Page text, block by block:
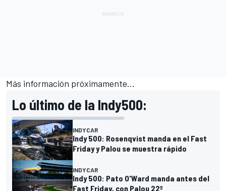
Más información próximamente…
Lo último de la Indy500:
INDYCAR
Indy 500: Rosenqvist manda en el Fast
Friday y Palou se muestra rápido
INDYCAR
Indy 500: Pato O'Ward manda antes del
Fast Friday, con Palou 22º